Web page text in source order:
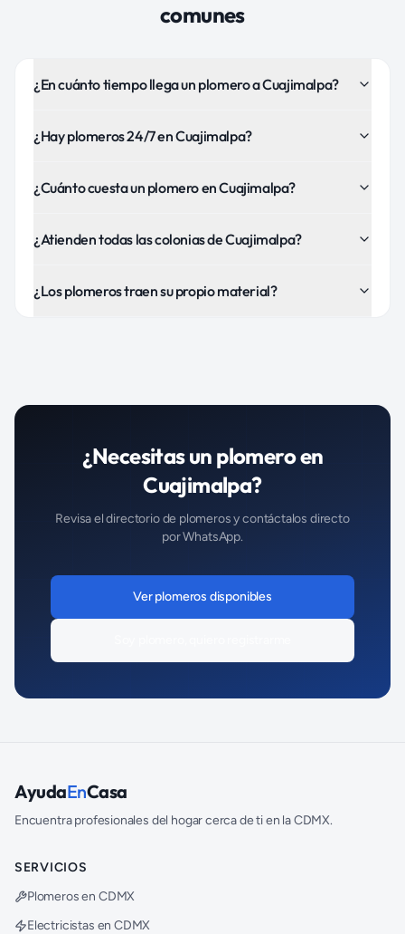
comunes
¿En cuánto tiempo llega un plomero a Cuajimalpa?
¿Hay plomeros 24/7 en Cuajimalpa?
¿Cuánto cuesta un plomero en Cuajimalpa?
¿Atienden todas las colonias de Cuajimalpa?
¿Los plomeros traen su propio material?
¿Necesitas un plomeroen
Cuajimalpa?
Revisa el directorio de plomerosy contáctalos directo
por WhatsApp.
Verplomeros disponibles
AyudaEnCasa
Encuentra profesionales del hogar cerca de ti en la CDMX.
SERVICIOS
Plomeros en CDMX
Electricistas en CDMX